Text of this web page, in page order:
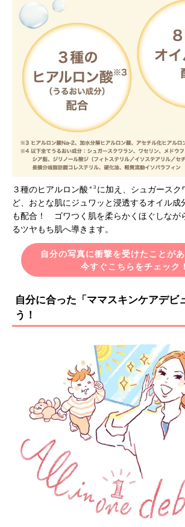
３種のヒアルロン酸 ※３ に加え、シュガースク
ど、おとな肌にジュワッと浸透するオイル成
も配合！ ゴワつく肌を柔らかくほぐしなが
るツヤもち肌へ導きます。
自分の写真に衝撃を受けたことがあ
今すぐこちらをチェック！
自分に合った「ママスキンケアデビ
う！